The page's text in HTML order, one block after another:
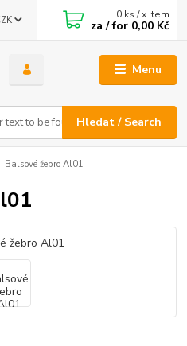
Menu
Hledat / Search
0 ks / x item
za / for 0,00 Kč
Balsové žebro Al01